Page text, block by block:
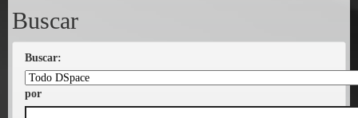
Buscar
Buscar:
por